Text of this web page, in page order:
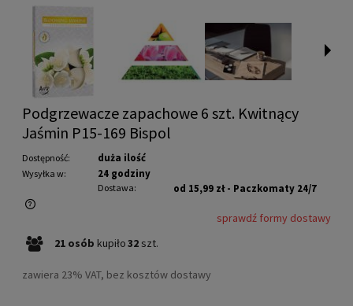
Podgrzewacze zapachowe 6 szt. Kwitnący
Jaśmin P15-169 Bispol
Dostępność: duża ilość
Wysyłka w: 24 godziny
Dostawa: od 15,99 zł - Paczkomaty 24/7
Cena nie zawiera ewentualnych kosztów płatności
sprawdź formy dostawy
21 osób kupiło32 szt.
zawiera 23% VAT, bez kosztów dostawy